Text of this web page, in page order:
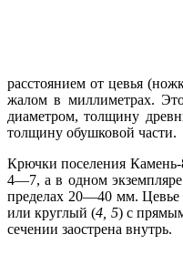
расстоянием от цевья
жалом в миллиметрах.
диаметром, толщину
толщину обушковой части.
Крючки поселения
4—7, а в одном
пределах 20—40 мм. Цевье
или круглый (4, 5) с
сечении заострена внутрь.